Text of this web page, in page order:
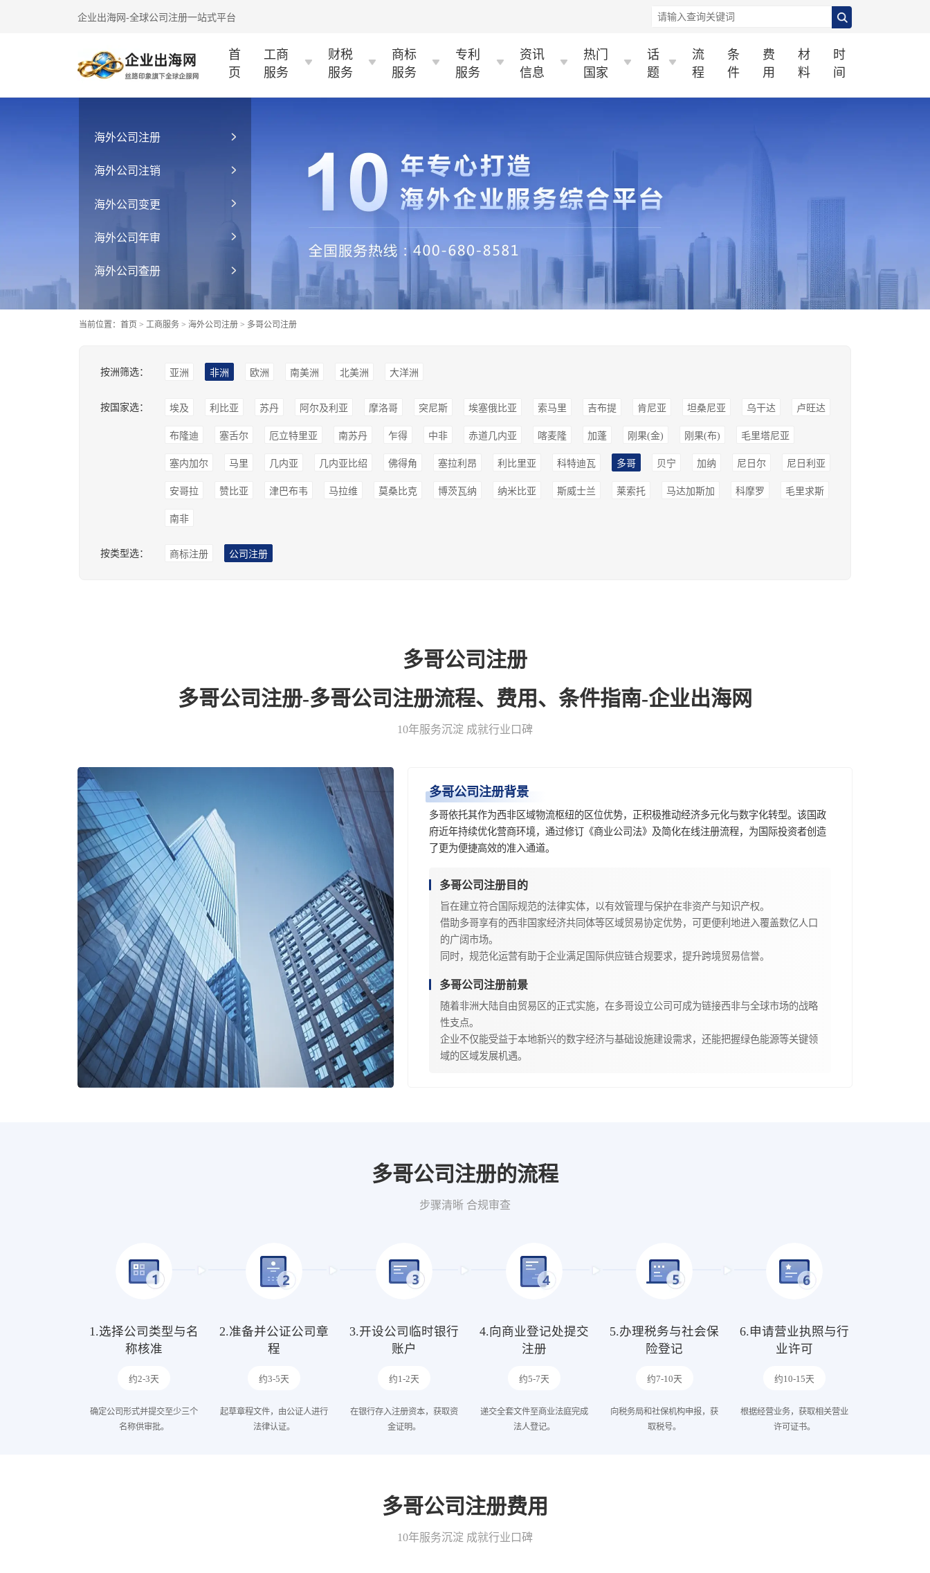
企业出海网-全球公司注册一站式平台
首
页
工商
服务
财税
服务
商标
服务
专利
服务
资讯
信息
热门
国家
话
题
流
程
条
件
费
用
材
料
时
间
海外公司注册
海外公司注销
海外公司变更
海外公司年审
海外公司查册
当前位置： 首页 > 工商服务 > 海外公司注册 > 多哥公司注册
按洲筛选： 亚洲 非洲 欧洲 南美洲 北美洲 大洋洲
按国家选： 埃及 利比亚 苏丹 阿尔及利亚 摩洛哥 突尼斯 埃塞俄比亚 索马里 吉布提 肯尼亚 坦桑尼亚 乌干达 卢旺达
布隆迪 塞舌尔 厄立特里亚 南苏丹 乍得 中非 赤道几内亚 喀麦隆 加蓬 刚果(金) 刚果(布) 毛里塔尼亚
塞内加尔 马里 几内亚 几内亚比绍 佛得角 塞拉利昂 利比里亚 科特迪瓦 多哥 贝宁 加纳 尼日尔 尼日利亚
安哥拉 赞比亚 津巴布韦 马拉维 莫桑比克 博茨瓦纳 纳米比亚 斯威士兰 莱索托 马达加斯加 科摩罗 毛里求斯
南非
按类型选： 商标注册 公司注册
多哥公司注册
多哥公司注册-多哥公司注册流程、费用、条件指南-企业出海网
10年服务沉淀 成就行业口碑
多哥公司注册背景
多哥依托其作为西非区域物流枢纽的区位优势，正积极推动经济多元化与数字化转型。该国政
府近年持续优化营商环境，通过修订《商业公司法》及简化在线注册流程，为国际投资者创造
了更为便捷高效的准入通道。
多哥公司注册目的
旨在建立符合国际规范的法律实体，以有效管理与保护在非资产与知识产权。
借助多哥享有的西非国家经济共同体等区域贸易协定优势，可更便利地进入覆盖数亿人口
的广阔市场。
同时，规范化运营有助于企业满足国际供应链合规要求，提升跨境贸易信誉。
多哥公司注册前景
随着非洲大陆自由贸易区的正式实施，在多哥设立公司可成为链接西非与全球市场的战略
性支点。
企业不仅能受益于本地新兴的数字经济与基础设施建设需求，还能把握绿色能源等关键领
域的区域发展机遇。
多哥公司注册的流程
步骤清晰 合规审查
1.选择公司类型与名
称核准
约2-3天
确定公司形式并提交至少三个
名称供审批。
2.准备并公证公司章
程
约3-5天
起草章程文件，由公证人进行
法律认证。
3.开设公司临时银行
账户
约1-2天
在银行存入注册资本，获取资
金证明。
4.向商业登记处提交
注册
约5-7天
递交全套文件至商业法庭完成
法人登记。
5.办理税务与社会保
险登记
约7-10天
向税务局和社保机构申报，获
取税号。
6.申请营业执照与行
业许可
约10-15天
根据经营业务，获取相关营业
许可证书。
多哥公司注册费用
10年服务沉淀 成就行业口碑